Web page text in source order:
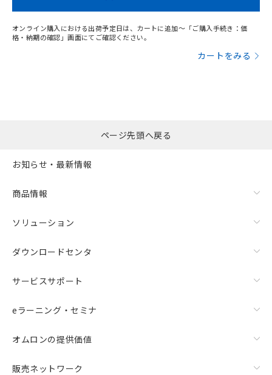
オンライン購入における出荷予定日は、カートに追加～「ご購入手続き：価
格・納期の確認」画面にてご確認ください。
カートをみる
ページ先頭へ戻る
お知らせ・最新情報
商品情報
ソリューション
ダウンロードセンタ
サービスサポート
eラーニング・セミナ
オムロンの提供価値
販売ネットワーク